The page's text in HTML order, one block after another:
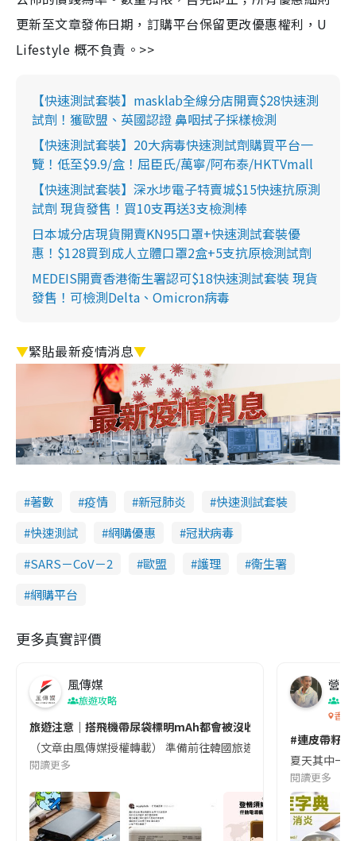
更新至文章發佈日期，訂購平台保留更改優惠權利，U
Lifestyle 概不負責。>>
【快速測試套裝】masklab全線分店開賣$28快速測
試劑！獲歐盟、英國認證 鼻咽拭子採樣檢測
【快速測試套裝】20大病毒快速測試劑購買平台一
覽！低至$9.9/盒！屈臣氏/萬寧/阿布泰/HKTVmall
【快速測試套裝】深水埗電子特賣城$15快速抗原測
試劑 現貨發售！買10支再送3支檢測棒
日本城分店現貨開賣KN95口罩+快速測試套裝優
惠！$128買到成人立體口罩2盒+5支抗原檢測試劑
MEDEIS開賣香港衛生署認可$18快速測試套裝 現貨
發售！可檢測Delta、Omicron病毒
▼緊貼最新疫情消息▼
著數 疫情 新冠肺炎
快速測試套裝
快速測試
網購優惠
冠狀病毒
SARS－CoV－2
歐盟 護理
衞生署
網購平台
更多真實評價
風傳媒
旅遊攻略
旅遊注意｜搭飛機帶尿袋標明mAh都會被沒收😱出發前切記檢查
（文章由風傳媒授權轉載） 準備前往韓國旅遊的民眾，近期要
閱讀更多
營養
香港
#連皮帶籽
夏天其中一
閱讀更多